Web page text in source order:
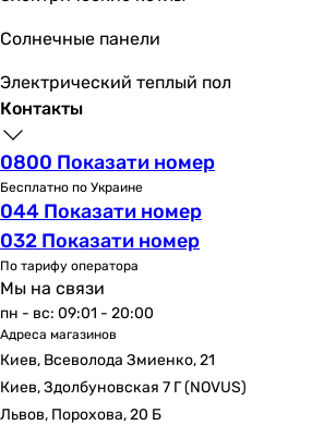
Солнечные панели
Электрический теплый пол
Контакты
0800 Показати номер
Бесплатно по Украине
044 Показати номер
032 Показати номер
По тарифу оператора
Мы на связи
пн - вс: 09:01 - 20:00
Адреса магазинов
Киев, Всеволода Змиенко, 21
Киев, Здолбуновская 7 Г (NOVUS)
Львов, Порохова, 20 Б